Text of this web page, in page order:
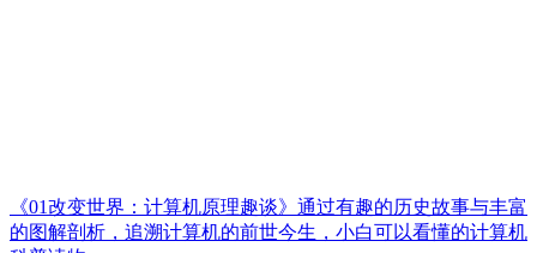
《01改变世界：计算机原理趣谈》通过有趣的历史故事与丰富
的图解剖析，追溯计算机的前世今生，小白可以看懂的计算机